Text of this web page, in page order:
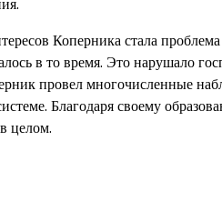
Коперника стала
в то время. Это нарушало
провел многочисленные
Благодаря своему
целом.